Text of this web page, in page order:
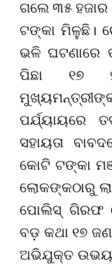
ଗଲେ ୩୫ ହଜାର
ଟଙ୍କା ମିଳୁଛି।
ଭଳି ଘଟଣାରେ
ପିଛା ୧୭
ପର୍ଯ୍ୟାୟରେ
ସହାୟତା
କୋଟି ଟଙ୍କା
ଲୋକଙ୍କଠାରୁ
ପୋଲିସ୍ ଗିରଫ
ବଡ଼ କଥା ୧୭
ଅଭିଯୁକ୍ତ